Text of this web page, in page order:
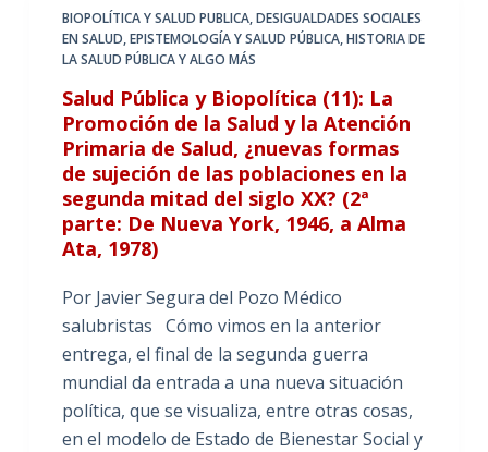
BIOPOLÍTICA Y SALUD PUBLICA,DESIGUALDADES SOCIALES
EN SALUD,EPISTEMOLOGÍA Y SALUD PÚBLICA,HISTORIA DE
LA SALUD PÚBLICA Y ALGO MÁS
Salud Pública y Biopolítica (11): La
Promoción de la Salud y la Atención
Primaria de Salud, ¿nuevas formas
de sujeción de las poblaciones en la
segunda mitad del siglo XX? (2ª
parte: De Nueva York, 1946, a Alma
Ata, 1978)
Por Javier Segura del Pozo Médico
salubristas Cómo vimos en la anterior
entrega, el final de la segunda guerra
mundial da entrada a una nueva situación
política, que se visualiza, entre otras cosas,
en el modelo de Estado de Bienestar Social y